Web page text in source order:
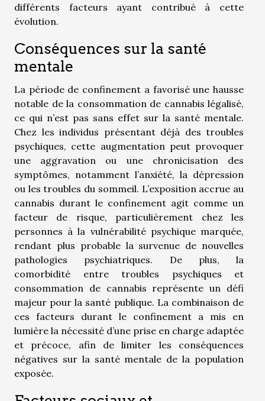
différents facteurs ayant contribué à cette
évolution.
Conséquences sur la santé
mentale
La période de confinement a favorisé une hausse
notable de la consommation de cannabis légalisé,
ce qui n’est pas sans effet sur la santé mentale.
Chez les individus présentant déjà des troubles
psychiques, cette augmentation peut provoquer
une aggravation ou une chronicisation des
symptômes, notamment l’anxiété, la dépression
ou les troubles du sommeil. L’exposition accrue au
cannabis durant le confinement agit comme un
facteur de risque, particulièrement chez les
personnes à la vulnérabilité psychique marquée,
rendant plus probable la survenue de nouvelles
pathologies psychiatriques. De plus, la
comorbidité entre troubles psychiques et
consommation de cannabis représente un défi
majeur pour la santé publique. La combinaison de
ces facteurs durant le confinement a mis en
lumière la nécessité d’une prise en charge adaptée
et précoce, afin de limiter les conséquences
négatives sur la santé mentale de la population
exposée.